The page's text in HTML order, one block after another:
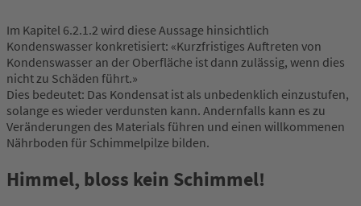
Im Kapitel 6.2.1.2 wird diese Aussage hinsichtlich
Kondenswasser konkretisiert: «Kurzfristiges Auftreten von
Kondenswasser an der Oberfläche ist dann zulässig, wenn dies
nicht zu Schäden führt.»
Dies bedeutet: Das Kondensat ist als unbedenklich einzustufen,
solange es wieder verdunsten kann. Andernfalls kann es zu
Veränderungen des Materials führen und einen willkommenen
Nährboden für Schimmelpilze bilden.
Himmel, bloss kein Schimmel!